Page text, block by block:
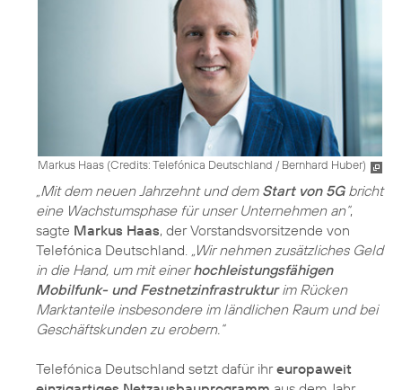
Markus Haas (Credits: Telefónica Deutschland / Bernhard Huber)
„Mit dem neuen Jahrzehnt und dem Start von 5Gbricht
eine Wachstumsphase für unser Unternehmen an“,
sagte Markus Haas, der Vorstandsvorsitzende von
Telefónica Deutschland. „Wir nehmen zusätzliches Geld
in die Hand, um mit einerhochleistungsfähigen
Mobilfunk- und Festnetzinfrastrukturim Rücken
Marktanteile insbesondere im ländlichen Raum und bei
Geschäftskunden zu erobern.“
Telefónica Deutschland setzt dafür ihreuropaweit